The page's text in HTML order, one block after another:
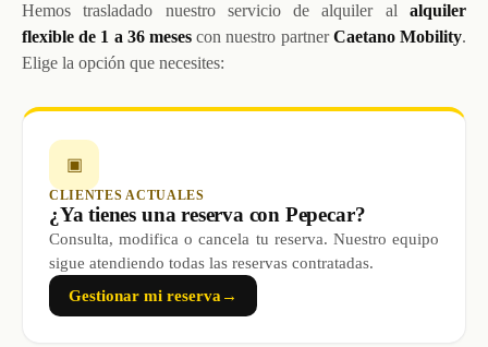
Hemos trasladado nuestro servicio de alquiler al alquiler
flexible de 1 a 36 meses con nuestro partnerCaetano Mobility.
Elige la opción que necesites:
▣
CLIENTES ACTUALES
¿Ya tienes una reserva con Pepecar?
Consulta, modifica o cancela tu reserva. Nuestro equipo
sigue atendiendo todas las reservas contratadas.
Gestionar mi reserva →